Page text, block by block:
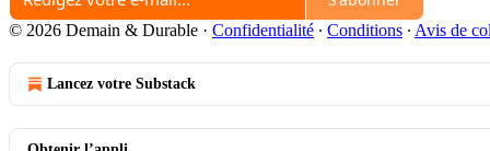
© 2026 Demain & Durable · Confidentialité ∙ Conditions ∙ Avis de
Lancez votre Substack